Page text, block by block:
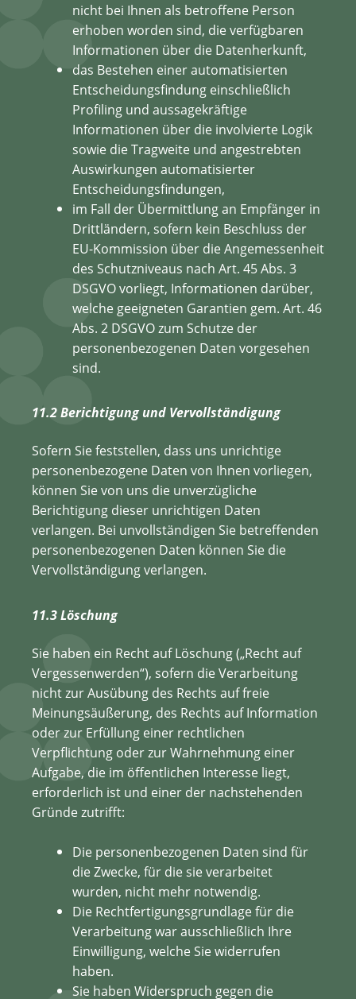
nicht bei Ihnen als betroffene Person
erhoben worden sind, die verfügbaren
Informationen über die Datenherkunft,
das Bestehen einer automatisierten
Entscheidungsfindung einschließlich
Profiling und aussagekräftige
Informationen über die involvierte Logik
sowie die Tragweite und angestrebten
Auswirkungen automatisierter
Entscheidungsfindungen,
im Fall der Übermittlung an Empfänger in
Drittländern, sofern kein Beschluss der
EU-Kommission über die Angemessenheit
des Schutzniveaus nach Art. 45 Abs. 3
DSGVO vorliegt, Informationen darüber,
welche geeigneten Garantien gem. Art. 46
Abs. 2 DSGVO zum Schutze der
personenbezogenen Daten vorgesehen
sind.
11.2 Berichtigung und Vervollständigung
Sofern Sie feststellen, dass uns unrichtige
personenbezogene Daten von Ihnen vorliegen,
können Sie von uns die unverzügliche
Berichtigung dieser unrichtigen Daten
verlangen. Bei unvollständigen Sie betreffenden
personenbezogenen Daten können Sie die
Vervollständigung verlangen.
11.3 Löschung
Sie haben ein Recht auf Löschung („Recht auf
Vergessenwerden“), sofern die Verarbeitung
nicht zur Ausübung des Rechts auf freie
Meinungsäußerung, des Rechts auf Information
oder zur Erfüllung einer rechtlichen
Verpflichtung oder zur Wahrnehmung einer
Aufgabe, die im öffentlichen Interesse liegt,
erforderlich ist und einer der nachstehenden
Gründe zutrifft:
Die personenbezogenen Daten sind für
die Zwecke, für die sie verarbeitet
wurden, nicht mehr notwendig.
Die Rechtfertigungsgrundlage für die
Verarbeitung war ausschließlich Ihre
Einwilligung, welche Sie widerrufen
haben.
Sie haben Widerspruch gegen die